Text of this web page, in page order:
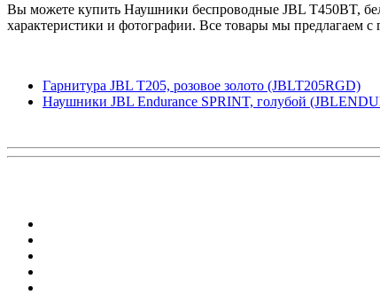
Вы можете купить Наушники беспроводные JBL T450BT,
характеристики и фотографии. Все товары мы предлагаем с
Гарнитура JBL T205, розовое золото (JBLT205RGD)
Наушники JBL Endurance SPRINT, голубой